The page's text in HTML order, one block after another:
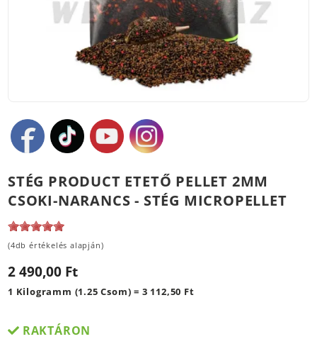
STÉG PRODUCT ETETŐ PELLET 2MM
CSOKI-NARANCS - STÉG MICROPELLET
(4db értékelés alapján)
2 490,00 Ft
1 Kilogramm (1.25 Csom) = 3 112,50 Ft
RAKTÁRON